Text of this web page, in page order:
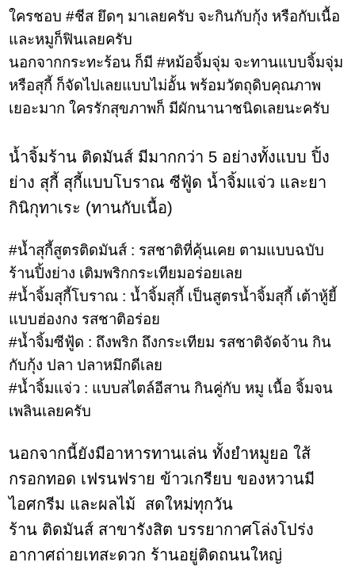
ใครชอบ#ชีส ยึดๆ มาเลยครับ จะกินกับกุ้ง หรือกับเนื้อ
และหมูก็ฟินเลยครับ
นอกจากกระทะร้อน ก็มี#หม้อจิ้มจุ่ม จะทานแบบจิ้มจุ่ม
หรือสุกี้ ก็จัดไปเลยแบบไม่อั้น พร้อมวัตถุดิบคุณภาพ
เยอะมาก ใครรักสุขภาพก็ มีผักนานาชนิดเลยนะครับ
น้ำจิ้มร้าน ติดมันส์ มีมากกว่า 5 อย่างทั้งแบบปิ้ง
ย่าง สุกี้ สุกี้แบบโบราณ ซีฟู้ด น้ำจิ้มแจ่ว และยา
กินิกุทาเระ (ทานกับเนื้อ)
#น้ำสุกี้สูตรติดมันส์ : รสชาติที่คุ้นเคย ตามแบบฉบับ
ร้านปิ้งย่าง เติมพริกกระเทียมอร่อยเลย
#น้ำจิ้มสุกี้โบราณ : น้ำจิ้มสุกี้ เป็นสูตรน้ำจิ้มสุกี้ เต้าหู้ยี้
แบบฮ่องกง รสชาติอร่อย
#น้ำจิ้มซีฟู้ด : ถึงพริก ถึงกระเทียม รสชาติจัดจ้าน กิน
กับกุ้ง ปลา ปลาหมึกดีเลย
#น้ำจิ้มแจ่ว : แบบสไตล์อีสาน กินคู่กับ หมู เนื้อ จิ้มจน
เพลินเลยครับ
นอกจากนี้ยังมีอาหารทานเล่น ทั้งยำหมูยอ ใส้
กรอกทอด เฟรนฟราย ข้าวเกรียบ ของหวานมี
ไอศกรีม และผลไม้ สดใหม่ทุกวัน
ร้าน ติดมันส์ สาขารังสิต บรรยากาศโล่งโปร่ง
อากาศถ่ายเทสะดวก ร้านอยู่ติดถนนใหญ่